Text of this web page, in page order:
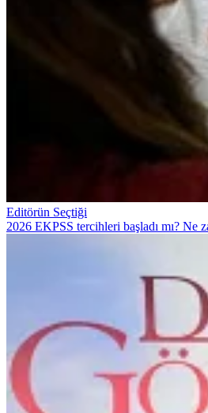
Editörün Seçtiği
2026 EKPSS tercihleri başladı mı? Ne